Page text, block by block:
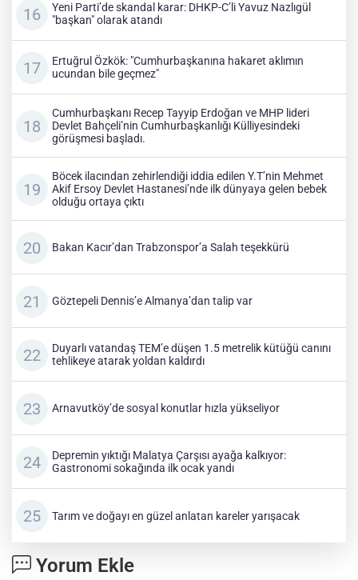
Yeni Parti’de skandal karar: DHKP-C’li Yavuz Nazlıgül
"başkan" olarak atandı
Ertuğrul Özkök: "Cumhurbaşkanına hakaret aklımın
ucundan bile geçmez"
Cumhurbaşkanı Recep Tayyip Erdoğan ve MHP lideri
Devlet Bahçeli’nin Cumhurbaşkanlığı Külliyesindeki
görüşmesi başladı.
Böcek ilacından zehirlendiği iddia edilen Y.T’nin Mehmet
Akif Ersoy Devlet Hastanesi’nde ilk dünyaya gelen bebek
olduğu ortaya çıktı
Bakan Kacır’dan Trabzonspor’a Salah teşekkürü
Göztepeli Dennis’e Almanya’dan talip var
Duyarlı vatandaş TEM’e düşen 1.5 metrelik kütüğü canını
tehlikeye atarak yoldan kaldırdı
Arnavutköy’de sosyal konutlar hızla yükseliyor
Depremin yıktığı Malatya Çarşısı ayağa kalkıyor:
Gastronomi sokağında ilk ocak yandı
Tarım ve doğayı en güzel anlatan kareler yarışacak
Yorum Ekle